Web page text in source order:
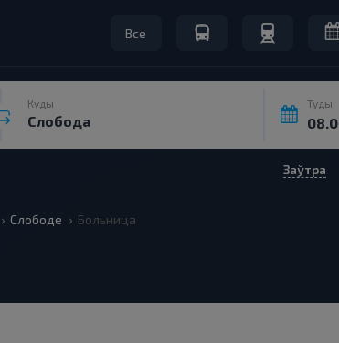
Все
Куды Туды
Заўтра
Слободе Больница